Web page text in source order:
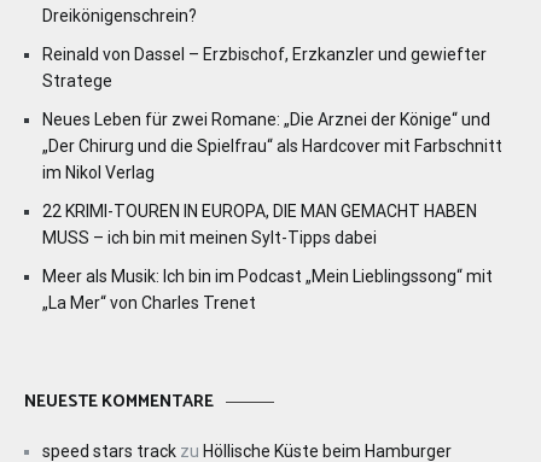
Dreikönigenschrein?
Reinald von Dassel – Erzbischof, Erzkanzler und gewiefter
Stratege
Neues Leben für zwei Romane: „Die Arznei der Könige“ und
„Der Chirurg und die Spielfrau“ als Hardcover mit Farbschnitt
im Nikol Verlag
22 KRIMI-TOUREN IN EUROPA, DIE MAN GEMACHT HABEN
MUSS – ich bin mit meinen Sylt-Tipps dabei
Meer als Musik: Ich bin im Podcast „Mein Lieblingssong“ mit
„La Mer“ von Charles Trenet
NEUESTE KOMMENTARE
speed stars track zu Höllische Küste beim Hamburger